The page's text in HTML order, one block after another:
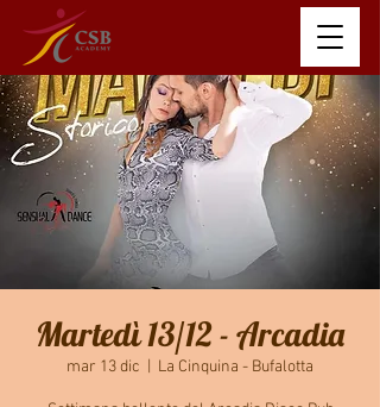
Martedì 13/12 - Arcadia
mar 13 dic La Cinquina - Bufalotta